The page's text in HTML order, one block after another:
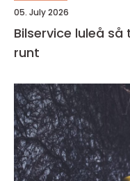
05. July 2026
Bilservice luleå så tar du hand om bilen året
runt